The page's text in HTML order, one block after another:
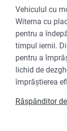
Vehiculul cu
Witerna cu
pentru a
timpul iernii.
pentru a
lichid de
împrăștierea
Răspânditor